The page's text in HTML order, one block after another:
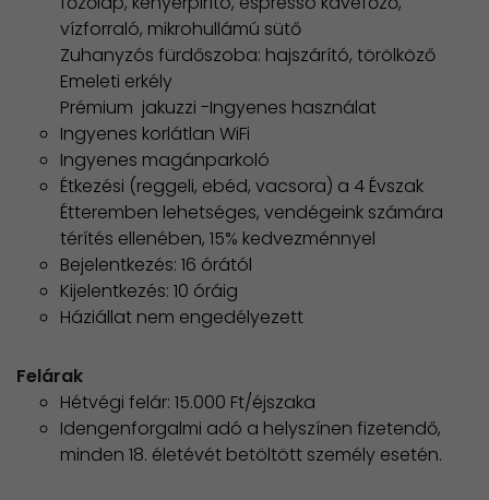
vízforraló, mikrohullámú sütő
Zuhanyzós fürdőszoba: hajszárító, törölköző
Emeleti erkély
Prémium jakuzzi -Ingyenes használat
Ingyenes korlátlan WiFi
Ingyenes magánparkoló
Étkezési (reggeli, ebéd, vacsora) a 4 Évszak
Étteremben lehetséges, vendégeink számára
térítés ellenében, 15% kedvezménnyel
Bejelentkezés: 16 órától
Kijelentkezés: 10 óráig
Háziállat nem engedélyezett
Felárak
Hétvégi felár: 15.000 Ft/éjszaka
Idengenforgalmi adó a helyszínen fizetendő,
minden 18. életévét betöltött személy esetén.